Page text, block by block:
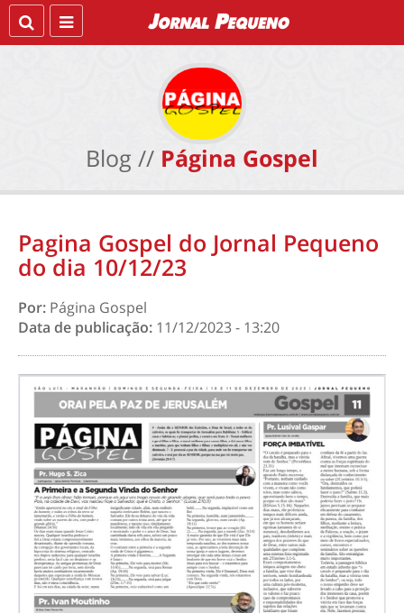
Blog // Página Gospel
Pagina Gospel do Jornal Pequeno
do dia 10/12/23
Por: Página Gospel
Data de publicação: 11/12/2023 - 13:20